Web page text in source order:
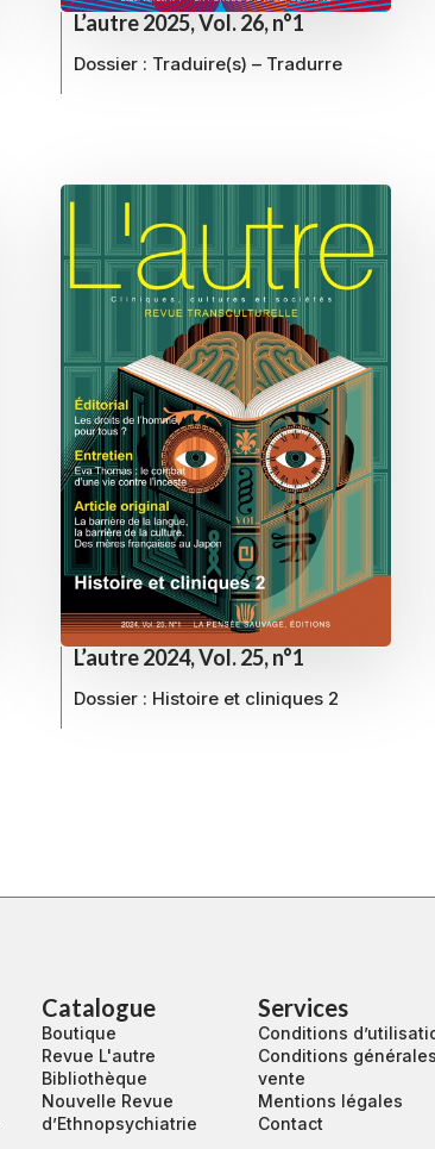
L’autre 2025, Vol. 26, n°1
Dossier : Traduire(s) – Tradurre
L’autre 2024, Vol. 25, n°1
Dossier : Histoire et cliniques 2
Catalogue
Boutique
Revue L'autre
Bibliothèque
Nouvelle Revue
d’Ethnopsychiatrie
Services
Conditions
Conditions
vente
Mentions légales
Contact